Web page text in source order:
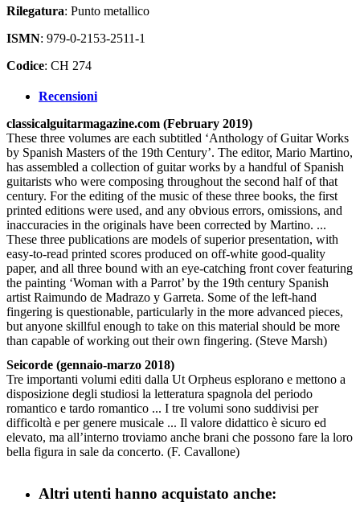
Rilegatura: Punto metallico
ISMN: 979-0-2153-2511-1
Codice: CH 274
Recensioni
classicalguitarmagazine.com (February 2019)
These three volumes are each subtitled ‘Anthology of Guitar Works
by Spanish Masters of the 19th Century’. The editor, Mario Martino,
has assembled a collection of guitar works by a handful of Spanish
guitarists who were composing throughout the second half of that
century. For the editing of the music of these three books, the first
printed editions were used, and any obvious errors, omissions, and
inaccuracies in the originals have been corrected by Martino. ...
These three publications are models of superior presentation, with
easy-to-read printed scores produced on off-white good-quality
paper, and all three bound with an eye-catching front cover featuring
the painting ‘Woman with a Parrot’ by the 19th century Spanish
artist Raimundo de Madrazo y Garreta. Some of the left-hand
fingering is questionable, particularly in the more advanced pieces,
but anyone skillful enough to take on this material should be more
than capable of working out their own fingering. (Steve Marsh)
Seicorde (gennaio-marzo 2018)
Tre importanti volumi editi dalla Ut Orpheus esplorano e mettono a
disposizione degli studiosi la letteratura spagnola del periodo
romantico e tardo romantico ... I tre volumi sono suddivisi per
difficoltà e per genere musicale ... Il valore didattico è sicuro ed
elevato, ma all’interno troviamo anche brani che possono fare la loro
bella figura in sale da concerto. (F. Cavallone)
Altri utenti hanno acquistato anche: